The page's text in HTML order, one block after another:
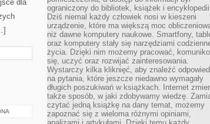
dla
ograniczony do bibliotek, książek i
Dziś niemal każdy człowiek nosi w kieszeni
urządzenie, które ma większą moc
niż dawne komputery naukowe. Smartfony,
oraz komputery stały się narzędziami
życia. Dzięki nim możemy pracować,
się, uczyć oraz rozwijać zainteresowania.
Wystarczy kilka kliknięć, aby znaleźć
na pytania, które jeszcze niedawno wymagały
długich poszukiwań w książkach. Internet
także sposób, w jaki zdobywamy wiedzę.
czytać jedną książkę na dany temat, możemy
zapoznać się z wieloma różnymi opiniami,